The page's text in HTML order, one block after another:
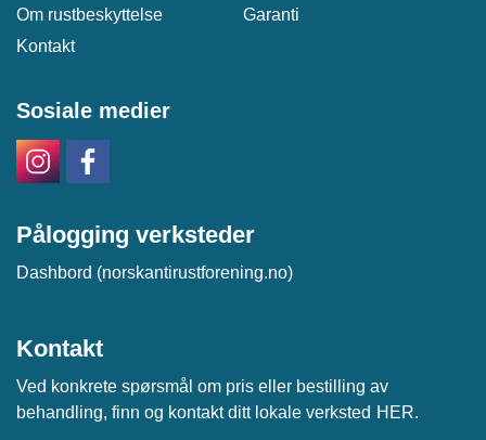
Om rustbeskyttelse
Garanti
Kontakt
Sosiale medier
Pålogging verksteder
Dashbord (norskantirustforening.no)
Kontakt
Ved konkrete spørsmål om pris eller bestilling av
behandling, finn og kontakt ditt lokale verksted HER.